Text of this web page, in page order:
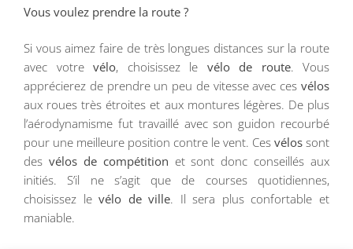
Vous voulez prendre la route ?
Si vous aimez faire de très longues distances sur la route
avec votre vélo, choisissez le vélo de route. Vous
apprécierez de prendre un peu de vitesse avec ces vélos
aux roues très étroites et aux montures légères. De plus
l’aérodynamisme fut travaillé avec son guidon recourbé
pour une meilleure position contre le vent. Ces vélos sont
des vélos de compétition et sont donc conseillés aux
initiés. S’il ne s’agit que de courses quotidiennes,
choisissez levélo de ville. Il sera plus confortable et
maniable.